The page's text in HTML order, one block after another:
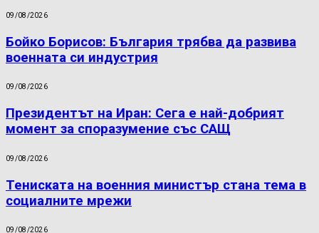
09/08/2026
Бойко Борисов: България трябва да развива
военната си индустрия
09/08/2026
Президентът на Иран: Сега е най-добрият
момент за споразумение със САЩ
09/08/2026
Тениската на военния министър стана тема в
социалните мрежи
09/08/2026